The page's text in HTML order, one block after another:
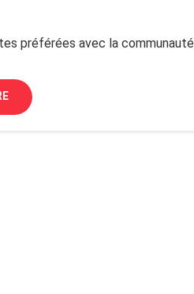
préférées avec la communauté